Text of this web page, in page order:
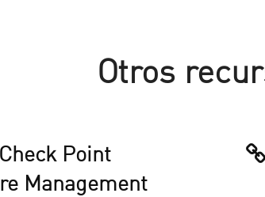
Otros
Check Point
Management